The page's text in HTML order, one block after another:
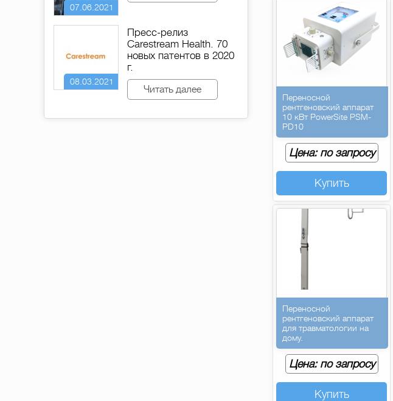
07.06.2021
08.03.2021
Пресс-релиз
Carestream Health. 70
новых патентов в 2020
г.
Читать далее
Переносной
рентгеновский аппарат
10 кВт PowerSite PSM-
PD10
Цена: по запросу
Купить
Переносной
рентгеновский аппарат
для травматологии на
дому.
Цена: по запросу
Купить